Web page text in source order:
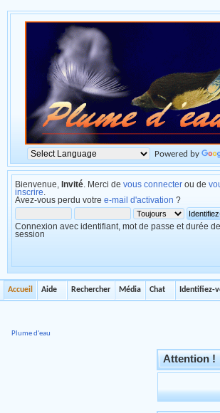
Powered by
Bienvenue, Invité . Merci de vous connecter ou de
inscrire
Avez-vous perdu votre e-mail d'activation ?
Connexion avec identifiant, mot de passe et durée
session
Accueil Aide Rechercher Média Chat Identifiez-
Plume d'eau
Attention !